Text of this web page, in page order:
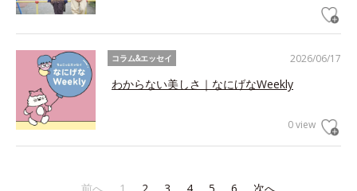
2026/06/17
コラム&エッセイ
わからない美しさ｜なにげなWeekly
0 view